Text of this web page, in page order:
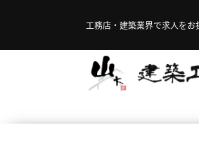
工務店・建築業界で求人をお